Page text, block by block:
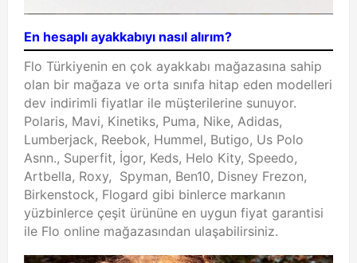
En hesaplı ayakkabıyı nasıl alırım?
Flo Türkiyenin en çok ayakkabı mağazasına sahip
olan bir mağaza ve orta sınıfa hitap eden modelleri
dev indirimli fiyatlar ile müşterilerine sunuyor.
Polaris, Mavi, Kinetiks, Puma, Nike, Adidas,
Lumberjack, Reebok, Hummel, Butigo, Us Polo
Asnn., Superfit, İgor, Keds, Helo Kity, Speedo,
Artbella, Roxy, Spyman, Ben10, Disney Frezon,
Birkenstock, Flogard gibi binlerce markanın
yüzbinlerce çeşit ürününe en uygun fiyat garantisi
ile Flo online mağazasından ulaşabilirsiniz.